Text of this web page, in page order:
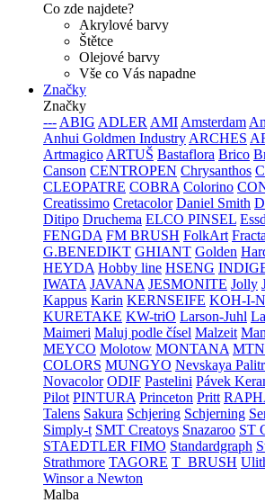
Co zde najdete?
Akrylové barvy
Štětce
Olejové barvy
Vše co Vás napadne
Značky
Značky
--- ABIG ADLER AMI Amsterdam
Anhui Goldmen Industry ARCHES
Artmagico ARTUŠ Bastaflora Brico
Canson CENTROPEN Chrysanthos
CLEOPATRE COBRA Colorino
Creatissimo Cretacolor Daniel Smith
Ditipo Druchema ELCO PINSEL
FENGDA FM BRUSH FolkArt
G.BENEDIKT GHIANT Golden
HEYDA Hobby line HSENG
IWATA JAVANA JESMONITE Jolly
Kappus Karin KERNSEIFE KOH-I-
KURETAKE KW-triO Larson-Juhl
Maimeri Maluj podle čísel Malzeit
MEYCO Molotow MONTANA
COLORS MUNGYO Nevskaya
Novacolor ODIF Pastelini Pávek
Pilot PINTURA Princeton Pritt
Talens Sakura Schjering Schjerning
Simply-t SMT Creatoys Snazaroo ST
STAEDTLER FIMO Standardgraph
Strathmore TAGORE T_BRUSH
Winsor a Newton
Malba